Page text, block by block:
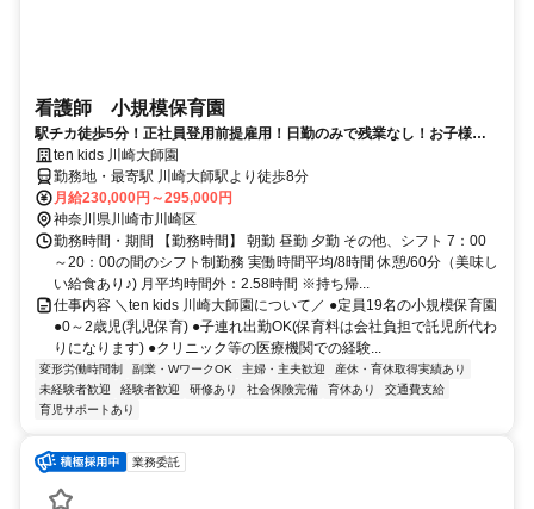
看護師 小規模保育園
駅チカ徒歩5分！正社員登用前提雇用！日勤のみで残業なし！お子様を
連れて一緒に出勤OK！
ten kids 川崎大師園
勤務地・最寄駅 川崎大師駅より徒歩8分
月給230,000円～295,000円
神奈川県川崎市川崎区
勤務時間・期間 【勤務時間】 朝勤 昼勤 夕勤 その他、シフト 7：00
～20：00の間のシフト制勤務 実働時間平均/8時間 休憩/60分（美味し
い給食あり♪) 月平均時間外：2.58時間 ※持ち帰...
仕事内容 ＼ten kids 川崎大師園について／ ●定員19名の小規模保育園
●0～2歳児(乳児保育) ●子連れ出勤OK(保育料は会社負担で託児所代わ
りになります) ●クリニック等の医療機関での経験...
変形労働時間制 副業・WワークOK 主婦・主夫歓迎
産休・育休取得実績あり
未経験者歓迎
経験者歓迎 研修あり 社会保険完備 育休あり
交通費支給
育児サポートあり
業務委託